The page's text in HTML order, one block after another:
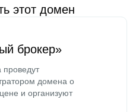
этот домен
брокер»
домена о
и организуют